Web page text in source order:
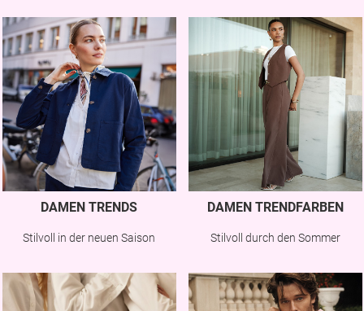
DAMEN TRENDS
Stilvoll in der neuen Saison
DAMEN TRENDFARBEN
Stilvoll durch den Sommer